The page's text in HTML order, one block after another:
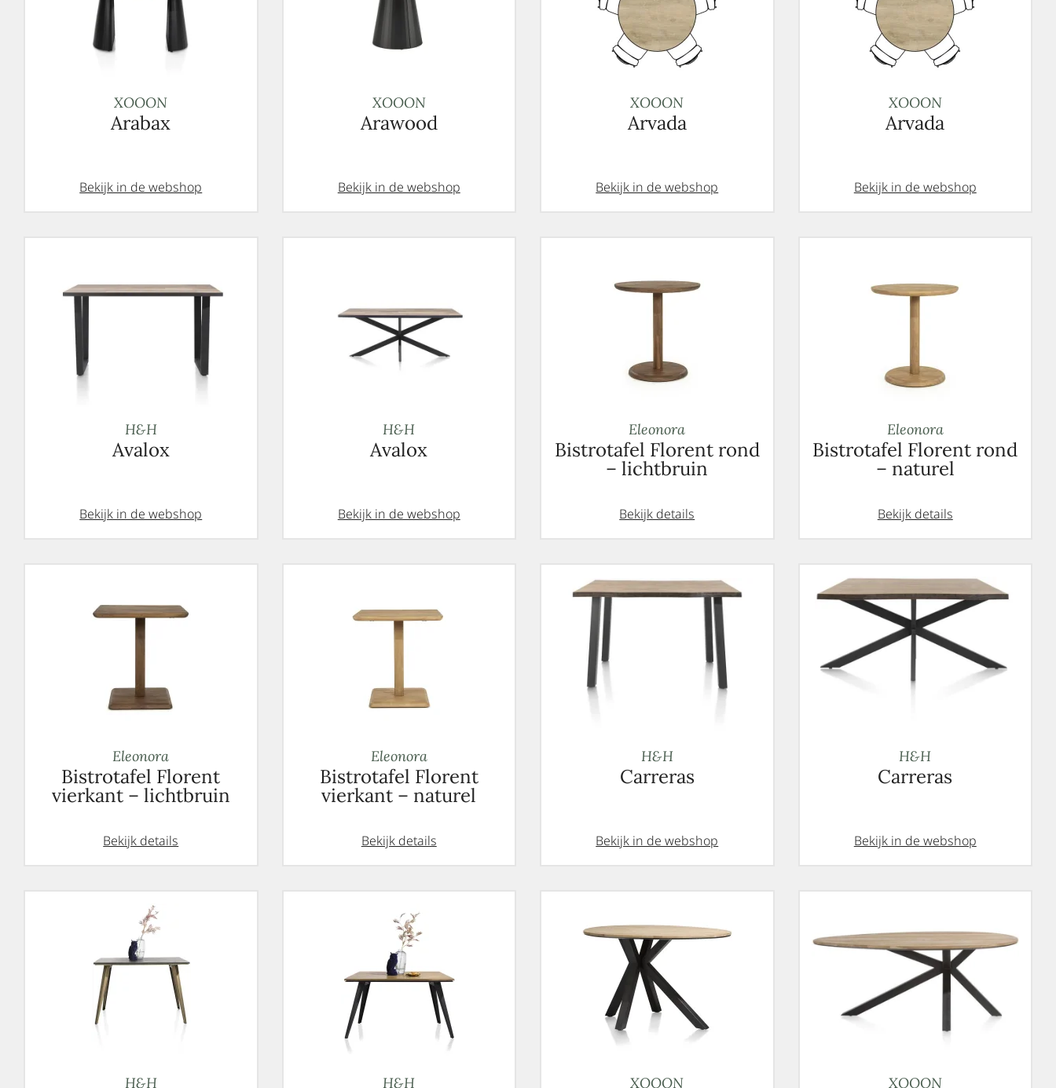
XOOON
Arabax
Bekijk in de webshop
XOOON
Arawood
Bekijk in de webshop
XOOON
Arvada
Bekijk in de webshop
XOOON
Arvada
Bekijk in de webshop
H&H
Avalox
Bekijk in de webshop
H&H
Avalox
Bekijk in de webshop
Eleonora
Bistrotafel Florent rond
– lichtbruin
Bekijk details
Eleonora
Bistrotafel Florent rond
– naturel
Bekijk details
Eleonora
Bistrotafel Florent
vierkant – lichtbruin
Bekijk details
Eleonora
Bistrotafel Florent
vierkant – naturel
Bekijk details
H&H
Carreras
Bekijk in de webshop
H&H
Carreras
Bekijk in de webshop
H&H H&H XOOON XOOON